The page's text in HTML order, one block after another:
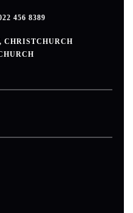
456 8389
CHRISTCHURCH